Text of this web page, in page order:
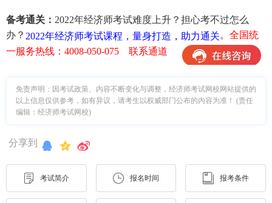
备考通关： 2022年经济师考试难度上升？担心考不过怎么
办？ 2022年经济师考试课程，量身打造，助力通关。 全国统
一服务热线：4008-050-075 联系通道
免责声明：因考试政策、内容不断变化与调整，经济师考试网校网站提供的
以上信息仅供参考，如有异议，请考生以权威部门公布的内容为准！ (责任
编辑：经济师考试网校)
分享到
考试简介 报名时间 报考条件